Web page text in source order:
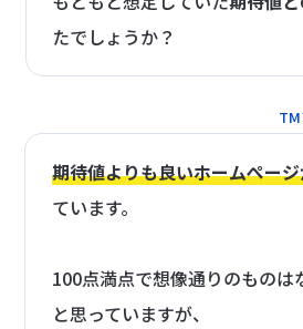
たでしょうか？
期待値よりも良いホームぺー
ています。
100点満点で想像通りのものは
と思っていますが、